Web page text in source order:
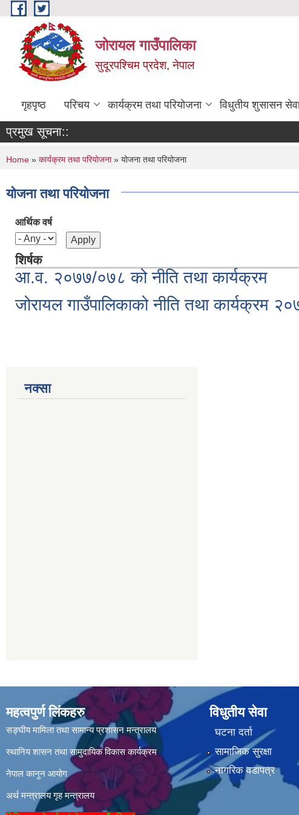
Skip to main content
जोरायल गाउँपालिका
सुदूरपश्चिम प्रदेश, नेपाल
गृहपृष्ठ परिचय कार्यक्रम तथा परियोजना विधुतीय शुसासन
प्रमुख सूचना::
You are here
Home » कार्यक्रम तथा परियोजना» योजना तथा परियोजना
योजना तथा परियोजना
आर्थिक वर्ष
शिर्षक
आ.व. २०७७/०७८ को नीति तथा कार्यक्रम
जोरायल गाउँपालिकाको नीति तथा कार्यक्रम
नक्सा
महत्वपुर्ण लिंकहरु
सङ्घीय मामिला तथा सामान्य प्रशासन मन्त्रालय
स्थानिय शासन तथा सामुदायिक विकास कार्यक्रम
नेपाल कानुन आयोग
अर्थ मन्त्रालय गृह मन्त्रालय
विधुतीय सेवा
घटना दर्ता
सामाजिक सुरक्षा
नागरिक वडापत्र